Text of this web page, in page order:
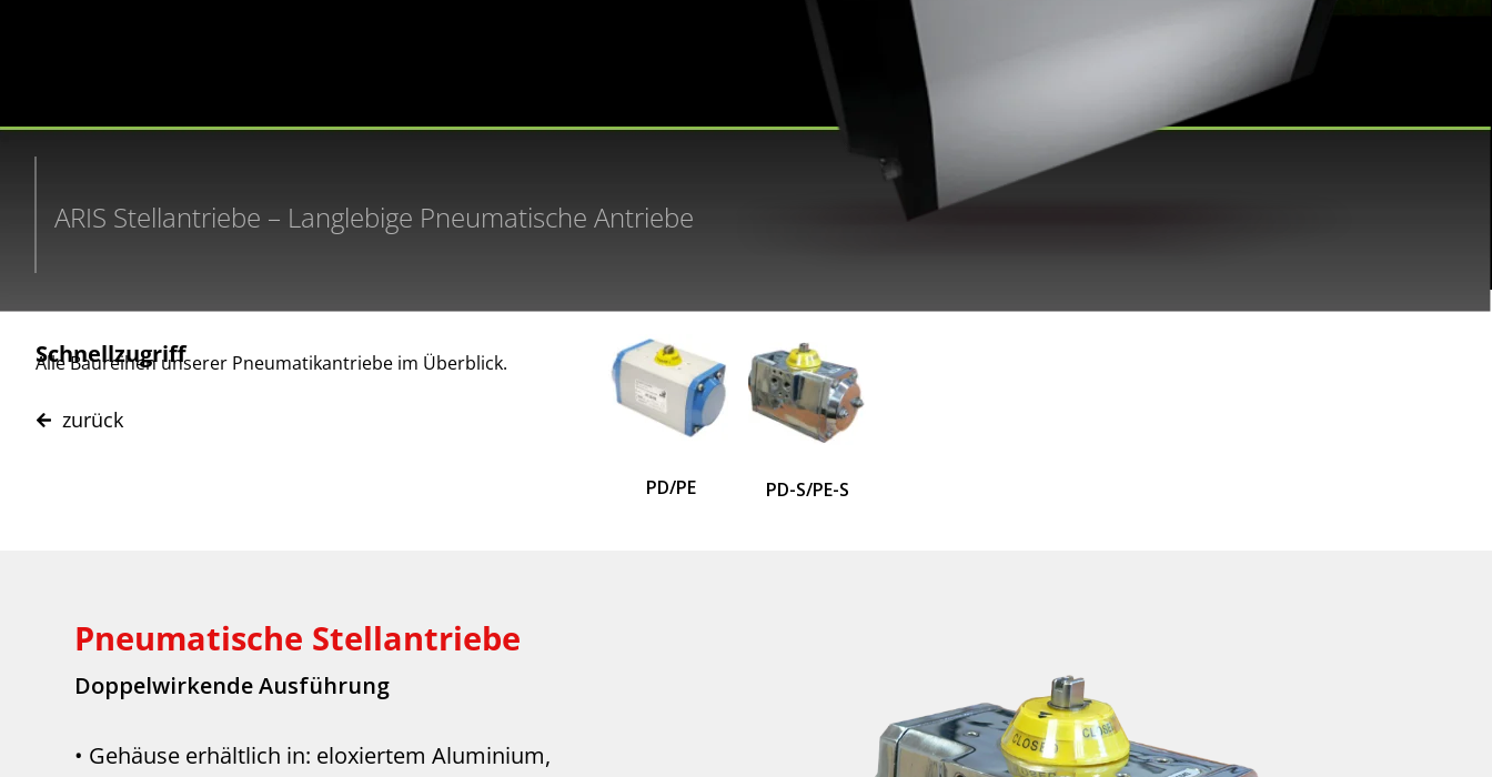
ARIS Stellantriebe – Langlebige Pneumatische Antriebe
Schnellzugriff
Alle Baureihen unserer Pneumatikantriebe im Überblick.
zurück
PD/PE PD-S/PE-S
Pneumatische Stellantriebe
Doppelwirkende Ausführung
• Gehäuse erhältlich in: eloxiertem Aluminium,